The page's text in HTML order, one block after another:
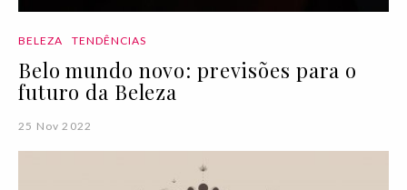
BELEZA TENDÊNCIAS
Belo mundo novo: previsões para o
futuro da Beleza
25 Nov 2022